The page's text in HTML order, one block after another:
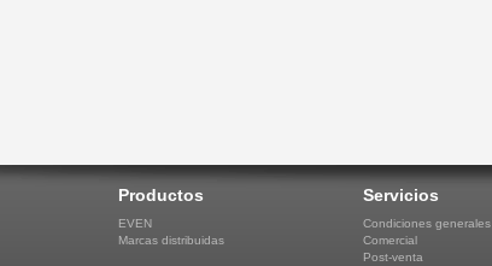
Productos
EVEN
Marcas distribuidas
Servicios
Condiciones generales
Comercial
Post-venta